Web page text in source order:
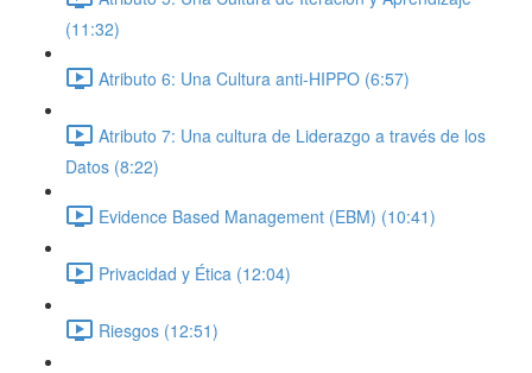
(11:32)
Atributo 6: Una Cultura anti-HIPPO (6:57)
Atributo 7: Una cultura de Liderazgo a través de los
Datos (8:22)
Evidence Based Management (EBM) (10:41)
Privacidad y Ética (12:04)
Riesgos (12:51)